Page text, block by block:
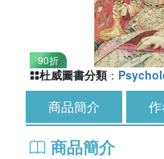
90折
杜威圖書分類 ：
商品簡介
商品簡介